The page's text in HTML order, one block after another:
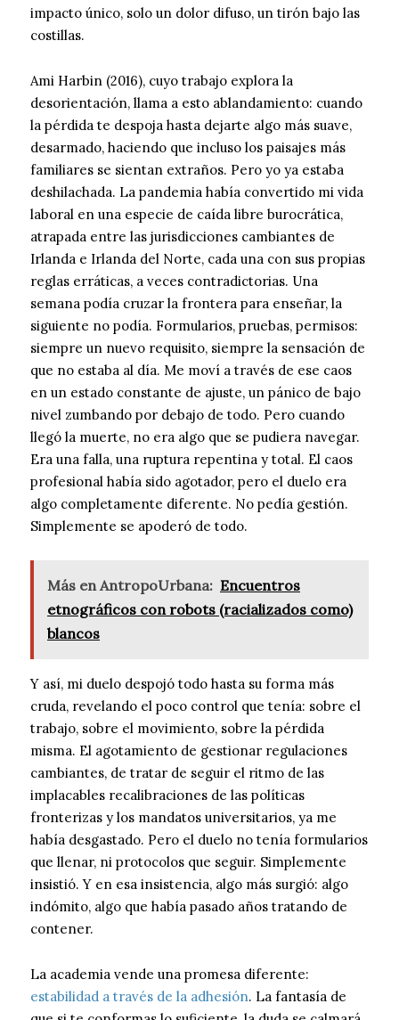
impacto único, solo un dolor difuso, un tirón bajo las
costillas.
Ami Harbin (2016), cuyo trabajo explora la
desorientación, llama a esto ablandamiento: cuando
la pérdida te despoja hasta dejarte algo más suave,
desarmado, haciendo que incluso los paisajes más
familiares se sientan extraños. Pero yo ya estaba
deshilachada. La pandemia había convertido mi vida
laboral en una especie de caída libre burocrática,
atrapada entre las jurisdicciones cambiantes de
Irlanda e Irlanda del Norte, cada una con sus propias
reglas erráticas, a veces contradictorias. Una
semana podía cruzar la frontera para enseñar, la
siguiente no podía. Formularios, pruebas, permisos:
siempre un nuevo requisito, siempre la sensación de
que no estaba al día. Me moví a través de ese caos
en un estado constante de ajuste, un pánico de bajo
nivel zumbando por debajo de todo. Pero cuando
llegó la muerte, no era algo que se pudiera navegar.
Era una falla, una ruptura repentina y total. El caos
profesional había sido agotador, pero el duelo era
algo completamente diferente. No pedía gestión.
Simplemente se apoderó de todo.
Más en AntropoUrbana: Encuentros
etnográficos con robots (racializados como)
blancos
Y así, mi duelo despojó todo hasta su forma más
cruda, revelando el poco control que tenía: sobre el
trabajo, sobre el movimiento, sobre la pérdida
misma. El agotamiento de gestionar regulaciones
cambiantes, de tratar de seguir el ritmo de las
implacables recalibraciones de las políticas
fronterizas y los mandatos universitarios, ya me
había desgastado. Pero el duelo no tenía formularios
que llenar, ni protocolos que seguir. Simplemente
insistió. Y en esa insistencia, algo más surgió: algo
indómito, algo que había pasado años tratando de
contener.
La academia vende una promesa diferente:
estabilidad a través de la adhesión. La fantasía de